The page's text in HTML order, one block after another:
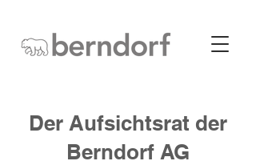
Der Aufsichtsrat der
Berndorf AG